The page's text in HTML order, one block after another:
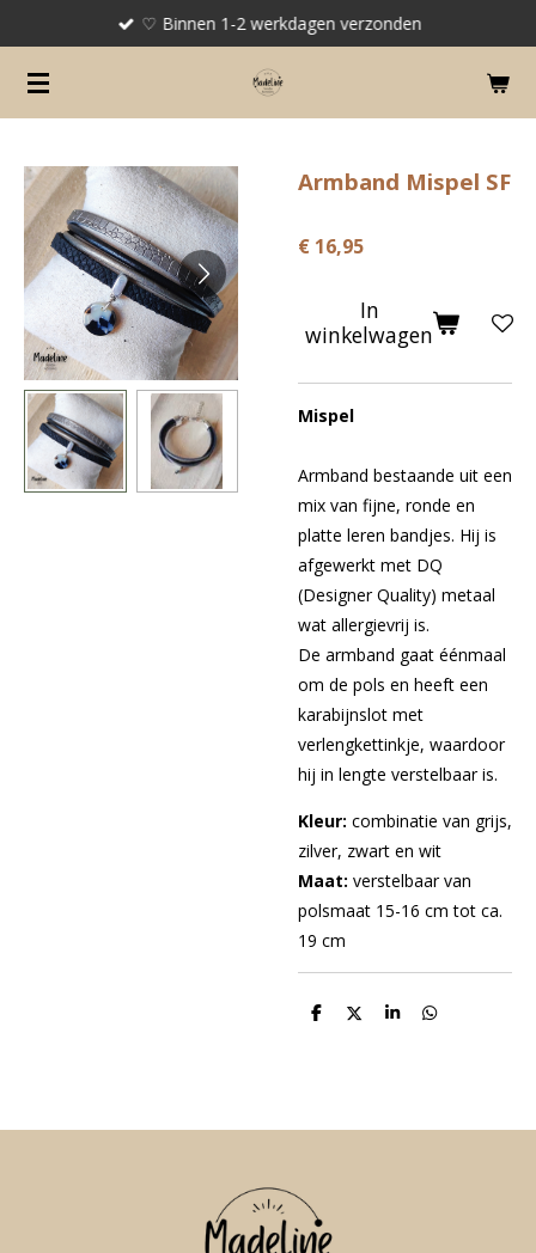
naar
de
♡ Binnen 1-2 werkdagen verzonden
Armband Mispel SF
€ 16,95
In
winkelwagen
Mispel
Armband bestaande uit een
mix van fijne, ronde en
platte leren bandjes. Hij is
afgewerkt met DQ
(Designer Quality) metaal
wat allergievrij is.
De armband gaat éénmaal
om de pols en heeft een
karabijnslot met
verlengkettinkje, waardoor
hij in lengte verstelbaar is.
Kleur: combinatie van grijs,
zilver, zwart en wit
Maat: verstelbaar van
polsmaat 15-16 cm tot ca.
19 cm
D
D
S
D